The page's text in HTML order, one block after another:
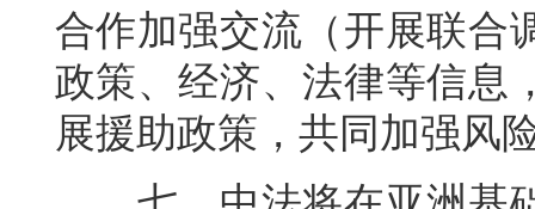
合作加强交流（开展联合
政策、经济、法律等信息
展援助政策，共同加强风